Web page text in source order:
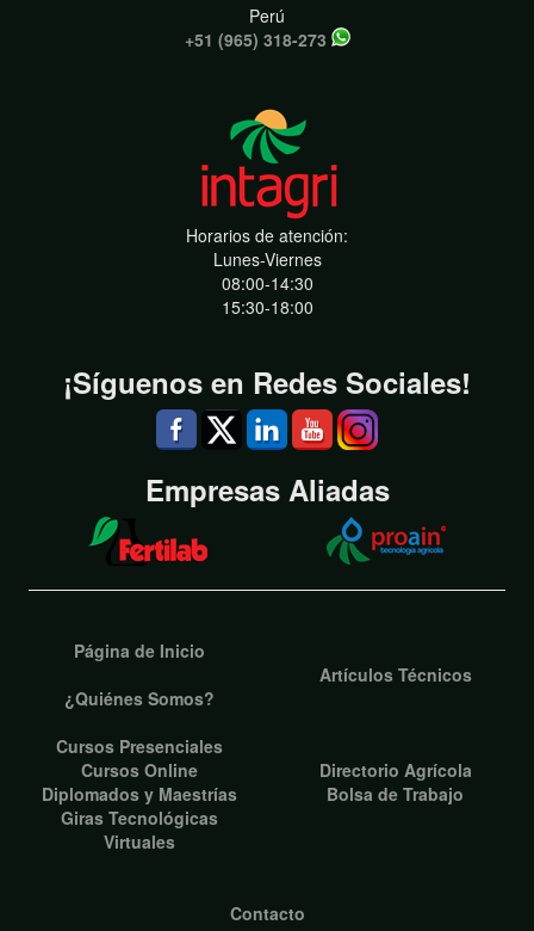
Perú
+51 (965) 318-273
Horarios de atención:
Lunes-Viernes
08:00-14:30
15:30-18:00
¡Síguenos en Redes Sociales!
Empresas Aliadas
Página de Inicio
¿Quiénes Somos?
Artículos Técnicos
Cursos Presenciales
Cursos Online
Diplomados y Maestrías
Giras Tecnológicas
Virtuales
Directorio Agrícola
Bolsa de Trabajo
Contacto